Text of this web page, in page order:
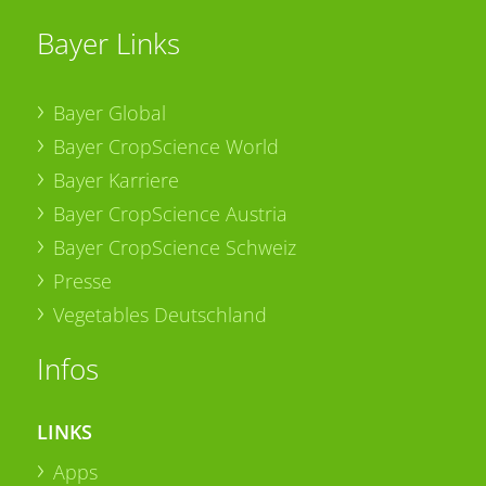
Bayer Links
Bayer Global
Bayer CropScience World
Bayer Karriere
Bayer CropScience Austria
Bayer CropScience Schweiz
Presse
Vegetables Deutschland
Infos
LINKS
Apps